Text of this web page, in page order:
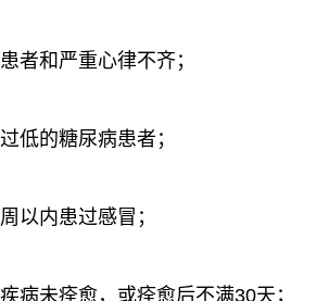
者和严重心律不齐；
低的糖尿病患者；
以内患过感冒；
病未痊愈，或痊愈后不满30天；